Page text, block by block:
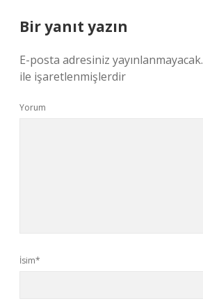
Bir yanıt yazın
E-posta adresiniz yayınlanmayacak.
ile işaretlenmişlerdir
Yorum
İsim*